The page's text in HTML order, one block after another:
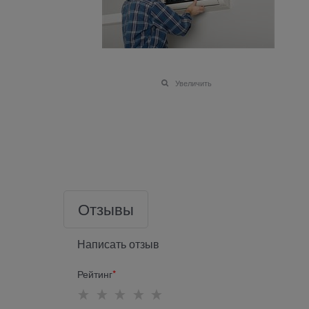
Увеличить
Отзывы
Написать отзыв
Рейтинг